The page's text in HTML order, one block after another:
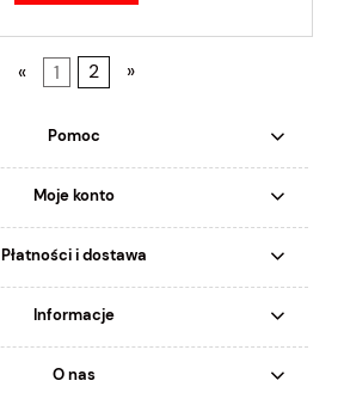
« 1 2 »
Pomoc
Moje konto
Płatności i dostawa
Informacje
O nas